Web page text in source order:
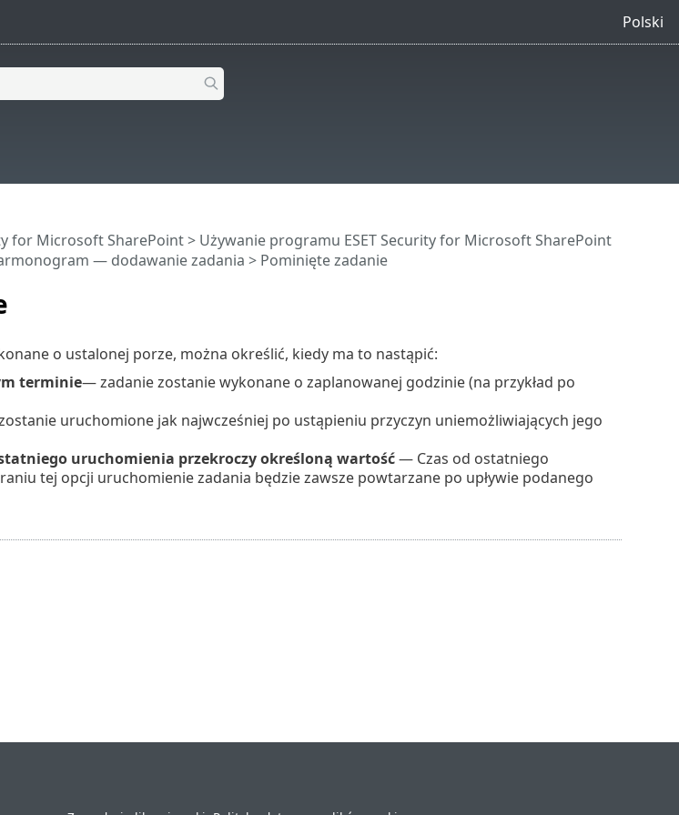
Polski
for Microsoft SharePoint> Używanie programu ESET Security for Microsoft SharePoint
— dodawanie zadania > Pominięte zadanie
o ustalonej porze, można określić, kiedy ma to nastąpić:
terminie— zadanie zostanie wykonane o zaplanowanej godzinie (na przykład po
uruchomione jak najwcześniej po ustąpieniu przyczyn uniemożliwiających jego
uruchomienia przekroczy określoną wartość— Czas od ostatniego
tej opcji uruchomienie zadania będzie zawsze powtarzane po upływie podanego